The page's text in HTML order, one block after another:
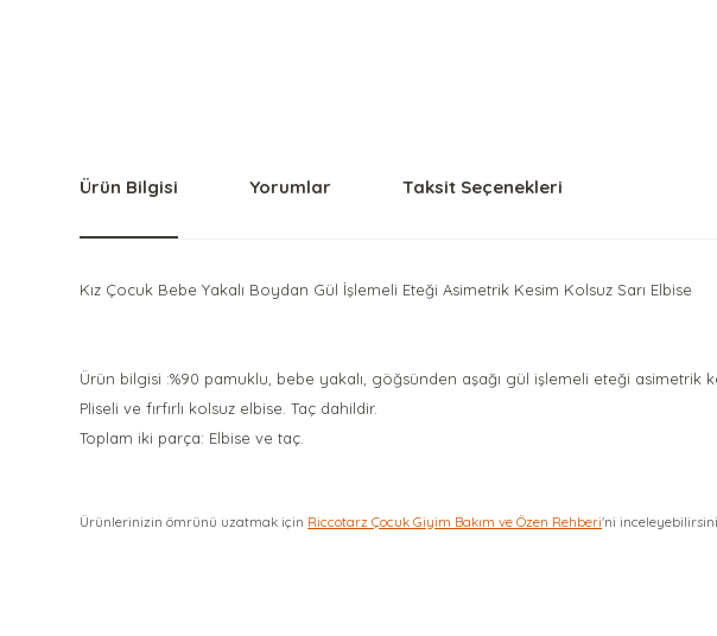
Ürün Bilgisi Yorumlar Taksit Seçenekleri
Kız Çocuk Bebe Yakalı Boydan Gül İşlemeli Eteği Asimetrik Kesim Kolsuz Sarı Elbise
Ürün bilgisi :%90 pamuklu, bebe yakalı, göğsünden aşağı gül işlemeli eteği asimetrik
Pliseli ve fırfırlı kolsuz elbise. Taç dahildir.
Toplam iki parça: Elbise ve taç.
Ürünlerinizin ömrünü uzatmak için Riccotarz Çocuk Giyim Bakım ve Özen Rehberi'ni